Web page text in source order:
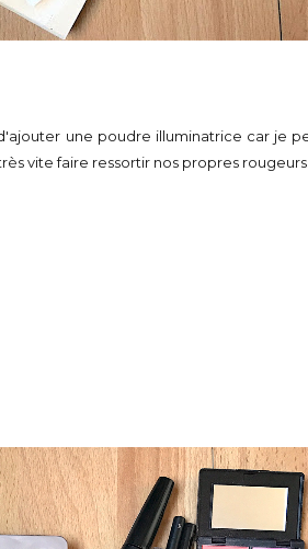
une poudre illuminatrice car je
vite faire ressortir nos propres rougeurs.